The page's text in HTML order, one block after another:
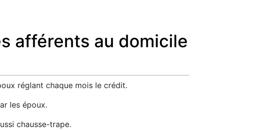
afférents au domicile
réglant chaque mois le crédit.
les époux.
chausse-trape.